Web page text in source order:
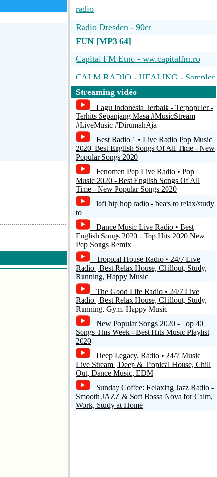
radio
Radio Dresden - 90er
FUN [MP3 64]
Capital FM Etno - ww.capitalfm.ro
CALM RADIO - HEALING - Sampler
Chill-out Radio
RadioBOSS Stream
Unspecified name
Streaming vidéo
Lagu Indonesia Terbaik - Terpopuler -
Terhits Sepanjang Masa #MusicStream
#LiveMusic #DirumahAja
Best Radio 1 • Live Radio Pop Music
2020' Best English Songs Of All Time - New
Popular Songs 2020
Fenomen Pop Live Radio • Pop
Music 2020 - Best English Songs Of All
Time - New Popular Songs 2020
lofi hip hop radio - beats to relax/study
to
Dance Music Live Radio • Best
English Songs 2020 - Top Hits 2020 New
Pop Songs Remix
Tropical House Radio • 24/7 Live
Radio | Best Relax House, Chillout, Study,
Running, Happy Music
The Good Life Radio • 24/7 Live
Radio | Best Relax House, Chillout, Study,
Running, Gym, Happy Music
New Popular Songs 2020 - Top 40
Songs This Week - Best Hits Music Playlist
2020
Deep Legacy. Radio • 24/7 Music
Live Stream | Deep & Tropical House, Chill
Out, Dance Music, EDM
Sunday Coffee: Relaxing Jazz Radio -
Smooth JAZZ & Soft Bossa Nova for Calm,
Work, Study at Home